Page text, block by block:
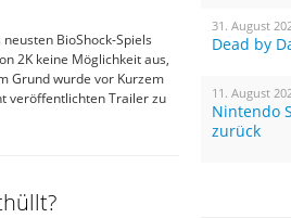
BioShock-Spiels
2K keine Möglichkeit aus,
Grund wurde vor Kurzem
veröffentlichten Trailer zu
31. August
Dead by
11. August
Nintendo
zurück